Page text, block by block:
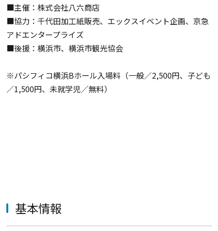
■主催：株式会社八六商店
■協力：千代田加工紙販売、エックスイベント企画、京急
アドエンタープライズ
■後援：横浜市、横浜市観光協会
※パシフィコ横浜Bホール入場料（一般／2,500円、子ども
／1,500円、未就学児／無料）
基本情報